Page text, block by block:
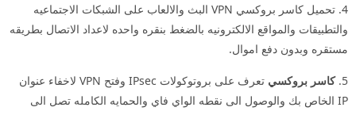
4. تحميل كاسر بروكسي VPN البث والالعاب على الشبكات الاجتماعيه
والتطبيقات والمواقع الالكترونيه بالضغط بنقره واحده لاعداد الاتصال بطريقه
مستقره وبدون دفع اموال.
5. كاسر بروكسي
تعرف على بروتوكولات IPsec وفتح VPN لاخفاء عنوان
IP الخاص بك والوصول الى نقطه الواي فاي والحمايه الكامله تصل الى